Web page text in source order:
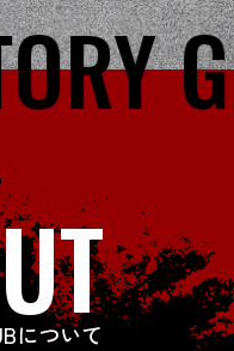
について